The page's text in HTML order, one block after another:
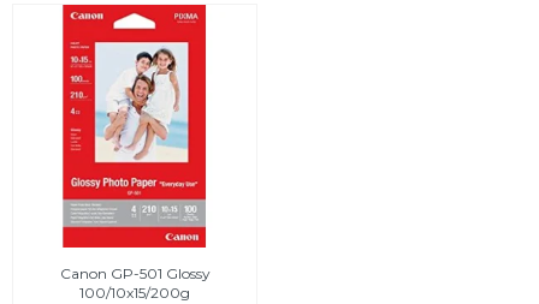
Canon GP-501 Glossy
100/10x15/200g